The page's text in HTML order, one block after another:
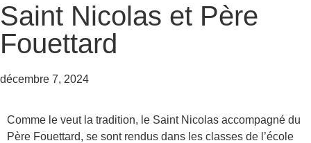
Saint Nicolas et Père
Fouettard
décembre 7, 2024
Comme le veut la tradition, le Saint Nicolas accompagné du
Père Fouettard, se sont rendus dans les classes de l’école